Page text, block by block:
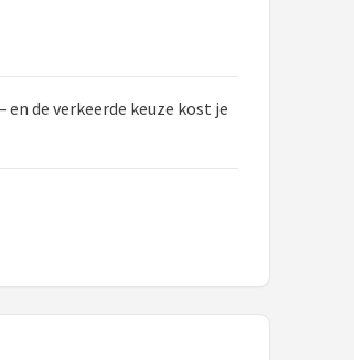
de verkeerde keuze kost je